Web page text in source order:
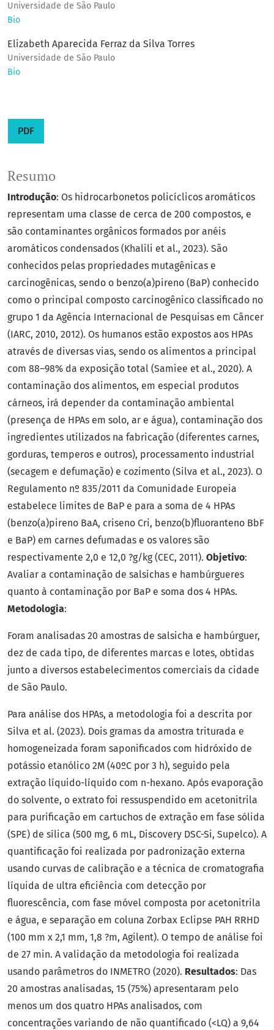
Universidade de São Paulo
Bio
Elizabeth Aparecida Ferraz da Silva Torres
Universidade de São Paulo
Bio
PDF
Resumo
Introdução: Os hidrocarbonetos policíclicos aromáticos
representam uma classe de cerca de 200 compostos, e
são contaminantes orgânicos formados por anéis
aromáticos condensados (Khalili et al., 2023). São
conhecidos pelas propriedades mutagênicas e
carcinogênicas, sendo o benzo(a)pireno (BaP) conhecido
como o principal composto carcinogênico classificado no
grupo 1 da Agência Internacional de Pesquisas em Câncer
(IARC, 2010, 2012). Os humanos estão expostos aos HPAs
através de diversas vias, sendo os alimentos a principal
com 88–98% da exposição total (Samiee et al., 2020). A
contaminação dos alimentos, em especial produtos
cárneos, irá depender da contaminação ambiental
(presença de HPAs em solo, ar e água), contaminação dos
ingredientes utilizados na fabricação (diferentes carnes,
gorduras, temperos e outros), processamento industrial
(secagem e defumação) e cozimento (Silva et al., 2023). O
Regulamento nº 835/2011 da Comunidade Europeia
estabelece limites de BaP e para a soma de 4 HPAs
(benzo(a)pireno BaA, criseno Cri, benzo(b)fluoranteno BbF
e BaP) em carnes defumadas e os valores são
respectivamente 2,0 e 12,0 ?g/kg (CEC, 2011). Objetivo:
Avaliar a contaminação de salsichas e hambúrgueres
quanto à contaminação por BaP e soma dos 4 HPAs.
Metodologia:
Foram analisadas 20 amostras de salsicha e hambúrguer,
dez de cada tipo, de diferentes marcas e lotes, obtidas
junto a diversos estabelecimentos comerciais da cidade
de São Paulo.
Para análise dos HPAs, a metodologia foi a descrita por
Silva et al. (2023). Dois gramas da amostra triturada e
homogeneizada foram saponificados com hidróxido de
potássio etanólico 2M (40ºC por 3 h), seguido pela
extração líquido-líquido com n-hexano. Após evaporação
do solvente, o extrato foi ressuspendido em acetonitrila
para purificação em cartuchos de extração em fase sólida
(SPE) de sílica (500 mg, 6 mL, Discovery DSC-Si, Supelco). A
quantificação foi realizada por padronização externa
usando curvas de calibração e a técnica de cromatografia
líquida de ultra eficiência com detecção por
fluorescência, com fase móvel composta por acetonitrila
e água, e separação em coluna Zorbax Eclipse PAH RRHD
(100 mm x 2,1 mm, 1,8 ?m, Agilent). O tempo de análise foi
de 27 min. A validação da metodologia foi realizada
usando parâmetros do INMETRO (2020). Resultados: Das
20 amostras analisadas, 15 (75%) apresentaram pelo
menos um dos quatro HPAs analisados, com
concentrações variando de não quantificado (<LQ) a 9,64